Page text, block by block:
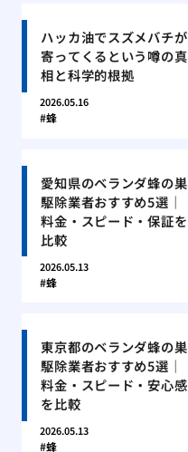
ハッカ油でスズメバチが
寄ってくるという噂の真
相と科学的根拠
2026.05.16
蜂
愛知県のベランダ蜂の巣
駆除業者おすすめ5選｜
料金・スピード・保証を
比較
2026.05.13
蜂
東京都のベランダ蜂の巣
駆除業者おすすめ5選｜
料金・スピード・安心感
を比較
2026.05.13
蜂